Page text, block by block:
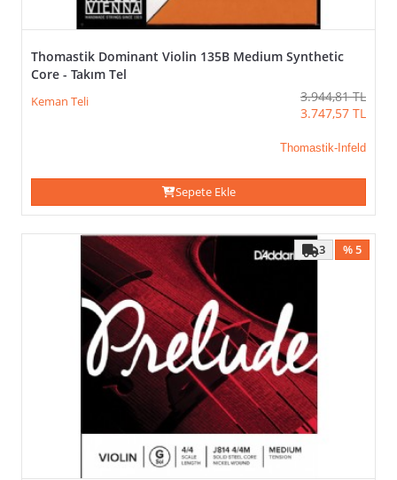
Thomastik Dominant Violin 135B Medium Synthetic
Core - Takım Tel
Keman Teli 3.944,81 TL
3.747,57 TL
Thomastik-Infeld
Sepete Ekle
% 5
3